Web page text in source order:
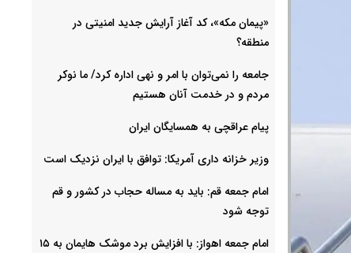
«پیمان مکه»، کد آغاز آرایش جدید امنیتی در
منطقه؟
جامعه را نمی‌توان با امر و نهی اداره کرد/ ما نوکر
مردم و در خدمت آنان هستیم
پیام عراقچی به همسایگان ایران
وزیر خزانه داری آمریکا: توافق با ایران نزدیک است
امام جمعه قم: باید به مساله حجاب در کشور و قم
توجه شود
امام‌ جمعه اهواز: با افزایش برد موشک هایمان به ۱۵